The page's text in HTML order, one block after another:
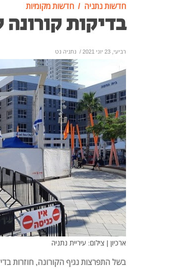
חדשות נתניה חדשות מקומיות
בדיקות
רביעי, 23 יוני 2021 / נתניה נט
ארכיון | צילום: עיריית נתניה
בשל התפרצות נגיף הקורונה, חוזרות